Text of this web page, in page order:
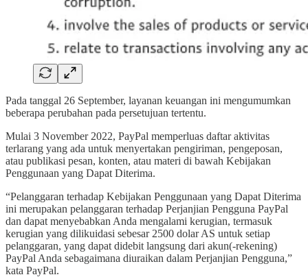
Pada tanggal 26 September, layanan keuangan ini mengumumkan
beberapa perubahan pada persetujuan tertentu.
Mulai 3 November 2022, PayPal memperluas daftar aktivitas
terlarang yang ada untuk menyertakan pengiriman, pengeposan,
atau publikasi pesan, konten, atau materi di bawah Kebijakan
Penggunaan yang Dapat Diterima.
“Pelanggaran terhadap Kebijakan Penggunaan yang Dapat Diterima
ini merupakan pelanggaran terhadap Perjanjian Pengguna PayPal
dan dapat menyebabkan Anda mengalami kerugian, termasuk
kerugian yang dilikuidasi sebesar 2500 dolar AS untuk setiap
pelanggaran, yang dapat didebit langsung dari akun(-rekening)
PayPal Anda sebagaimana diuraikan dalam Perjanjian Pengguna,”
kata PayPal.